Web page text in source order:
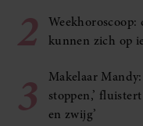
2
Weekhoroscoop:
kunnen zich op
3
Makelaar
stoppen,’
en zwijg’